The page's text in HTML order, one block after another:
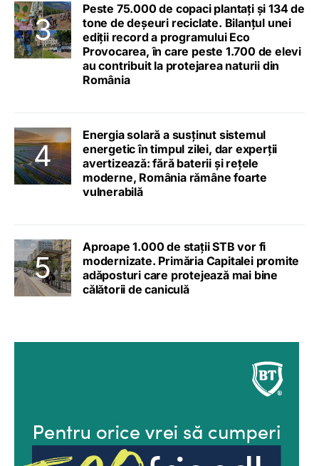
Peste 75.000 de copaci plantați și 134 de
tone de deșeuri reciclate. Bilanțul unei
ediții record a programului Eco
Provocarea, în care peste 1.700 de elevi
au contribuit la protejarea naturii din
România
Energia solară a susținut sistemul
energetic în timpul zilei, dar experții
avertizează: fără baterii și rețele
moderne, România rămâne foarte
vulnerabilă
Aproape 1.000 de stații STB vor fi
modernizate. Primăria Capitalei promite
adăposturi care protejează mai bine
călătorii de caniculă